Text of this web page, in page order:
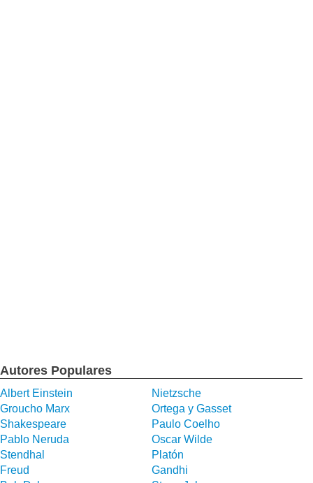
Autores Populares
Albert Einstein
Nietzsche
Groucho Marx
Ortega y Gasset
Shakespeare
Paulo Coelho
Pablo Neruda
Oscar Wilde
Stendhal
Platón
Freud
Gandhi